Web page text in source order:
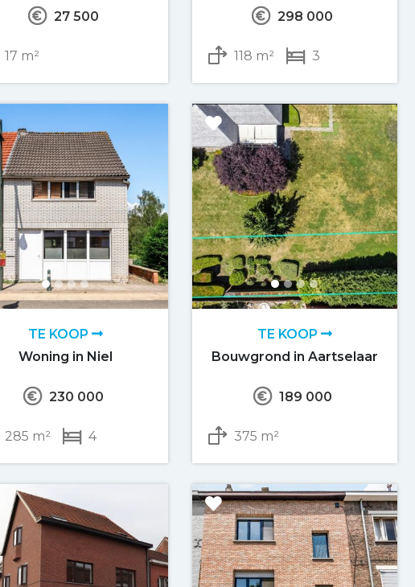
27 500
17 m²
298 000
118 m² 3
TE KOOP
Woning in Niel
230 000
285 m² 4
TE KOOP
Bouwgrond in Aartselaar
189 000
375 m²